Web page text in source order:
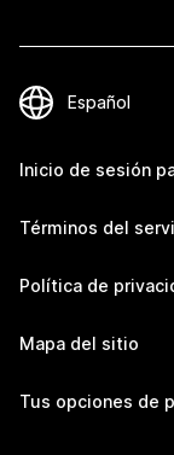
Inicio de sesión
Términos del
Política de
Mapa del sitio
Tus opciones de